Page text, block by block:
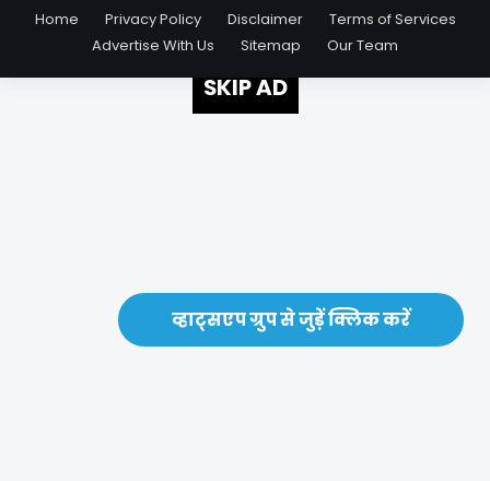
व्हाट्सएप ग्रुप से जुड़ें क्लिक करें
Home
Privacy Policy Disclaimer
Terms of Services
Advertise With Us
Sitemap Our Team
SKIP AD